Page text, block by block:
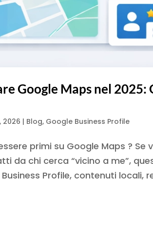
Google Maps nel 2025:
2026 | Blog, Google Business Profile
primi su Google Maps ? Se
da chi cerca “vicino a me”,
Business Profile, contenuti locali,